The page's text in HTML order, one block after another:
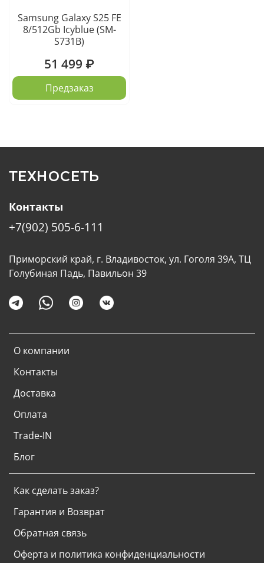
Samsung Galaxy S25 FE
8/512Gb Icyblue (SM-
S731B)
51 499 ₽
Предзаказ
ТЕХНОСЕТЬ
О компании
Контакты
Доставка
Оплата
Trade-IN
Блог
Как сделать заказ?
Гарантия и Возврат
Обратная связь
Оферта и политика конфиденциальности
Контакты
+7(902) 505-6-111
Приморский край, г. Владивосток, ул. Гоголя 39А, ТЦ
Голубиная Падь, Павильон 39